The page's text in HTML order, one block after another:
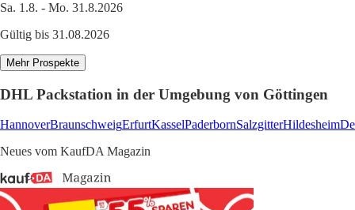
Sa. 1.8. - Mo. 31.8.2026
Gültig bis 31.08.2026
Mehr Prospekte
DHL Packstation in der Umgebung von Göttingen
HannoverBraunschweigErfurtKasselPaderbornSalzgitterHildesheim
Neues vom KaufDA Magazin